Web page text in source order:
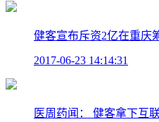
健客宣布斥资2亿在重庆
2017-06-23 14:14:31
医周药闻： 健客拿下互